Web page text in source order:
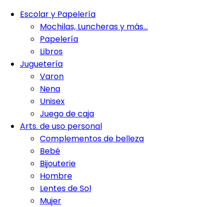
Escolar y Papelería
Mochilas, Luncheras y más…
Papelería
Libros
Juguetería
Varon
Nena
Unisex
Juego de caja
Arts. de uso personal
Complementos de belleza
Bebé
Bijouterie
Hombre
Lentes de Sol
Mujer